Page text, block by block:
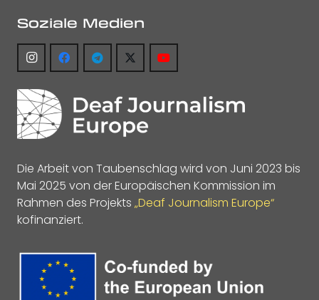
Soziale Medien
Die Arbeit von Taubenschlag wird von Juni 2023 bis
Mai 2025 von der Europäischen Kommission im
Rahmen des Projekts „Deaf Journalism Europe“
kofinanziert.